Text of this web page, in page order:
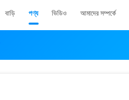
বাড়ি পণ্য ভিডিও আমাদের সম্পর্কে